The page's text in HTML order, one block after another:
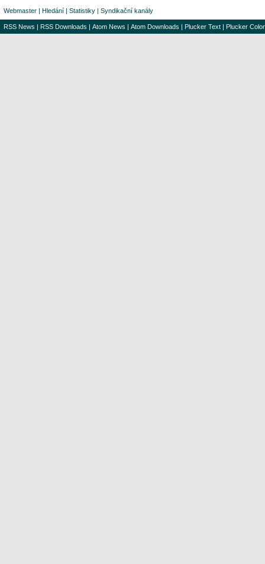
Webmaster | Hledání | Statistiky | Syndikační kanály
RSS News | RSS Downloads | Atom News | Atom Downloads | Plucker Text | Plucker Color